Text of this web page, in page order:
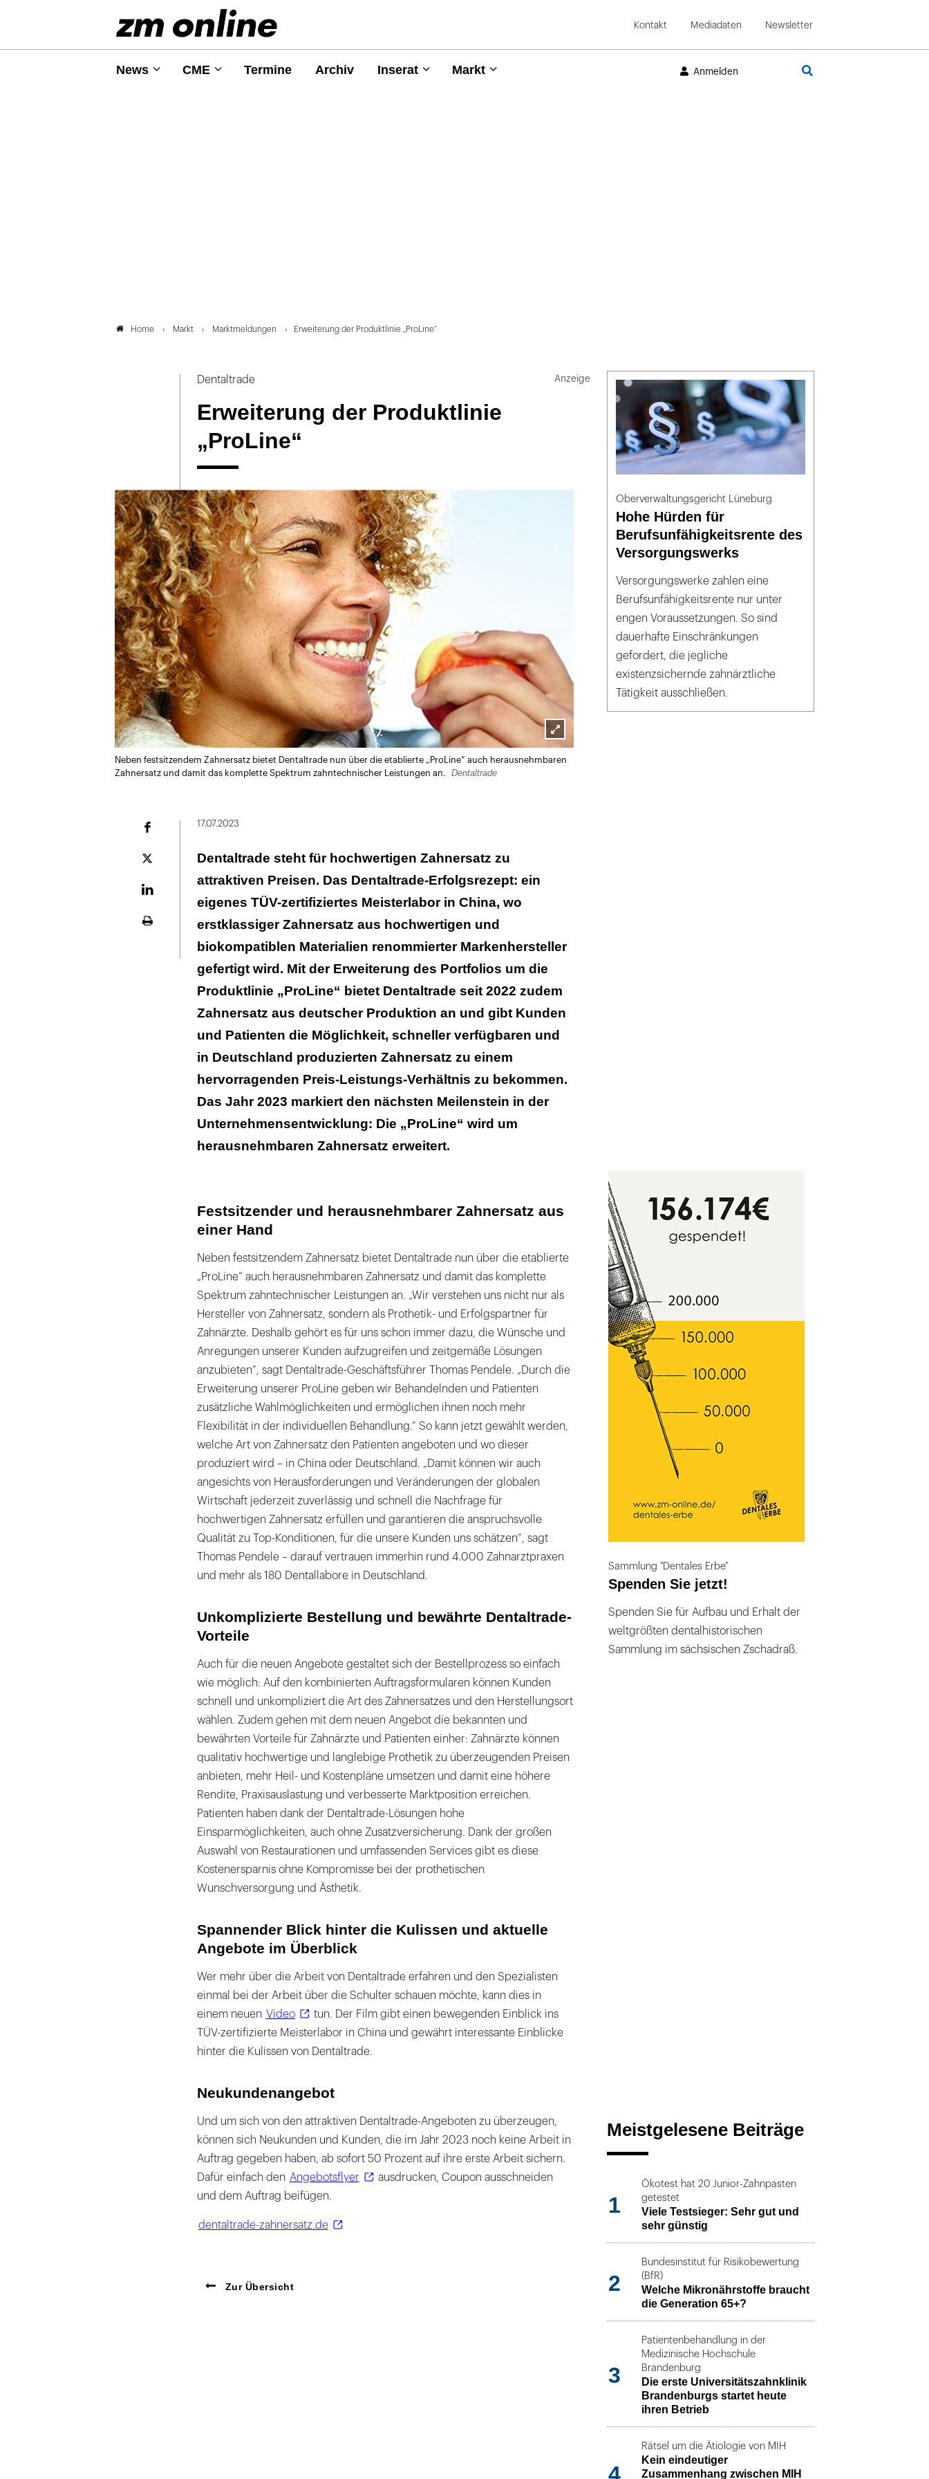
Kontakt Mediadaten Newsletter
News CME Termine Archiv Inserat Markt Anmelden
Home Markt Marktmeldungen Erweiterung der Produktlinie „ProLine“
Dentaltrade
Erweiterung der Produktlinie
„ProLine“
Lightbox
öffnen
Neben festsitzendem Zahnersatz bietet Dentaltrade nun über die etablierte „ProLine“ auch herausnehmbaren
Zahnersatz und damit das komplette Spektrum zahntechnischer Leistungen an.
Dentaltrade
Plattform
17.07.2023
Dentaltrade steht für hochwertigen Zahnersatz zu
attraktiven Preisen. Das Dentaltrade-Erfolgsrezept: ein
eigenes TÜV-zertifiziertes Meisterlabor in China, wo
erstklassiger Zahnersatz aus hochwertigen und
biokompatiblen Materialien renommierter Markenhersteller
gefertigt wird. Mit der Erweiterung des Portfolios um die
Produktlinie „ProLine“ bietet Dentaltrade seit 2022 zudem
Zahnersatz aus deutscher Produktion an und gibt Kunden
und Patienten die Möglichkeit, schneller verfügbaren und
in Deutschland produzierten Zahnersatz zu einem
hervorragenden Preis-Leistungs-Verhältnis zu bekommen.
Das Jahr 2023 markiert den nächsten Meilenstein in der
Unternehmensentwicklung: Die „ProLine“ wird um
herausnehmbaren Zahnersatz erweitert.
Festsitzender und herausnehmbarer Zahnersatz aus
einer Hand
Neben festsitzendem Zahnersatz bietet Dentaltrade nun über die etablierte
„ProLine“ auch herausnehmbaren Zahnersatz und damit das komplette
Spektrum zahntechnischer Leistungen an. „Wir verstehen uns nicht nur als
Hersteller von Zahnersatz, sondern als Prothetik- und Erfolgspartner für
Zahnärzte. Deshalb gehört es für uns schon immer dazu, die Wünsche und
Anregungen unserer Kunden aufzugreifen und zeitgemäße Lösungen
anzubieten“, sagt Dentaltrade-Geschäftsführer Thomas Pendele. „Durch die
Erweiterung unserer ProLine geben wir Behandelnden und Patienten
zusätzliche Wahlmöglichkeiten und ermöglichen ihnen noch mehr
Flexibilität in der individuellen Behandlung.“ So kann jetzt gewählt werden,
welche Art von Zahnersatz den Patienten angeboten und wo dieser
produziert wird – in China oder Deutschland. „Damit können wir auch
angesichts von Herausforderungen und Veränderungen der globalen
Wirtschaft jederzeit zuverlässig und schnell die Nachfrage für
hochwertigen Zahnersatz erfüllen und garantieren die anspruchsvolle
Qualität zu Top-Konditionen, für die unsere Kunden uns schätzen“, sagt
Thomas Pendele – darauf vertrauen immerhin rund 4.000 Zahnarztpraxen
und mehr als 180 Dentallabore in Deutschland.
Unkomplizierte Bestellung und bewährte Dentaltrade-
Vorteile
Auch für die neuen Angebote gestaltet sich der Bestellprozess so einfach
wie möglich: Auf den kombinierten Auftragsformularen können Kunden
schnell und unkompliziert die Art des Zahnersatzes und den Herstellungsort
wählen. Zudem gehen mit dem neuen Angebot die bekannten und
bewährten Vorteile für Zahnärzte und Patienten einher: Zahnärzte können
qualitativ hochwertige und langlebige Prothetik zu überzeugenden Preisen
anbieten, mehr Heil- und Kostenpläne umsetzen und damit eine höhere
Rendite, Praxisauslastung und verbesserte Marktposition erreichen.
Patienten haben dank der Dentaltrade-Lösungen hohe
Einsparmöglichkeiten, auch ohne Zusatzversicherung. Dank der großen
Auswahl von Restaurationen und umfassenden Services gibt es diese
Kostenersparnis ohne Kompromisse bei der prothetischen
Wunschversorgung und Ästhetik.
Spannender Blick hinter die Kulissen und aktuelle
Angebote im Überblick
Wer mehr über die Arbeit von Dentaltrade erfahren und den Spezialisten
einmal bei der Arbeit über die Schulter schauen möchte, kann dies in
einem neuen Video
tun. Der Film gibt einen bewegenden Einblick ins
TÜV-zertifizierte Meisterlabor in China und gewährt interessante Einblicke
hinter die Kulissen von Dentaltrade.
Neukundenangebot
Und um sich von den attraktiven Dentaltrade-Angeboten zu überzeugen,
können sich Neukunden und Kunden, die im Jahr 2023 noch keine Arbeit in
Auftrag gegeben haben, ab sofort 50 Prozent auf ihre erste Arbeit sichern.
Dafür einfach den Angebotsflyer
ausdrucken, Coupon ausschneiden
und dem Auftrag beifügen.
dentaltrade-zahnersatz.de
Zur Übersicht
Oberverwaltungsgericht Lüneburg
Hohe Hürden für
Berufsunfähigkeitsrente des
Versorgungswerks
Versorgungswerke zahlen eine
Berufsunfähigkeitsrente nur unter
engen Voraussetzungen. So sind
dauerhafte Einschränkungen
gefordert, die jegliche
existenzsichernde zahnärztliche
Tätigkeit ausschließen.
Sammlung "Dentales Erbe"
Spenden Sie jetzt!
Spenden Sie für Aufbau und Erhalt der
weltgrößten dentalhistorischen
Sammlung im sächsischen Zschadraß.
Meistgelesene Beiträge
1
Ökotest hat 20 Junior-Zahnpasten
getestet
Viele Testsieger: Sehr gut und
sehr günstig
2
Bundesinstitut für Risikobewertung
(BfR)
Welche Mikronährstoffe braucht
die Generation 65+?
3
Patientenbehandlung in der
Medizinische Hochschule
Brandenburg
Die erste Universitätszahnklinik
Brandenburgs startet heute
ihren Betrieb
4
Rätsel um die Ätiologie von MIH
Kein eindeutiger
Zusammenhang zwischen MIH